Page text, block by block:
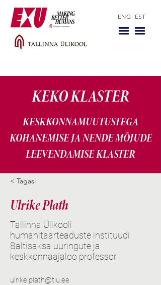
ENG EST
KEKO KLASTER
KESKKONNAMUUTUSTEGA
KOHANEMISE JA NENDE MÕJUDE
LEEVENDAMISE KLASTER
< Tagasi
Ulrike Plath
Tallinna Ülikooli
humanitaarteaduste instituudi
Baltisaksa uuringute ja
keskkonnaajaloo professor
ulrike.plath@tlu.ee